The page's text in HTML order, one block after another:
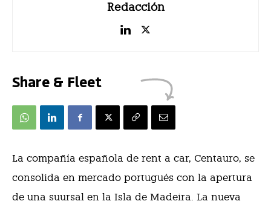
Redacción
Share & Fleet
La compañía española de rent a car, Centauro, se
consolida en mercado portugués con la apertura
de una suursal en la Isla de Madeira. La nueva